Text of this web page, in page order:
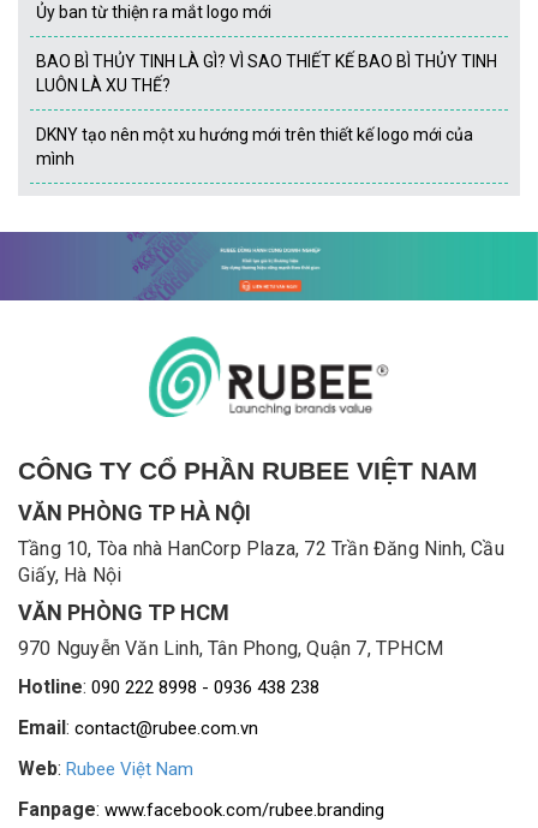
Ủy ban từ thiện ra mắt logo mới
BAO BÌ THỦY TINH LÀ GÌ? VÌ SAO THIẾT KẾ BAO BÌ THỦY TINH
LUÔN LÀ XU THẾ?
DKNY tạo nên một xu hướng mới trên thiết kế logo mới của
mình
CÔNG TY CỔ PHẦN RUBEE VIỆT NAM
VĂN PHÒNG TP HÀ NỘI
Tầng 10, Tòa nhà HanCorp Plaza, 72 Trần Đăng Ninh, Cầu
Giấy, Hà Nội
VĂN PHÒNG TP HCM
970 Nguyễn Văn Linh, Tân Phong, Quận 7, TPHCM
Hotline: 090 222 8998 - 0936 438 238
Email : contact@rubee.com.vn
Web: Rubee Việt Nam
Fanpage: www.facebook.com/rubee.branding